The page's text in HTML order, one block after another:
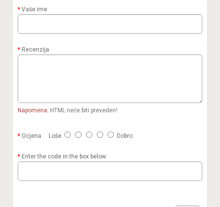
Vaše ime
Recenzija
Napomena: HTML neće biti preveden!
Ocjena Loše Dobro
Enter the code in the box below